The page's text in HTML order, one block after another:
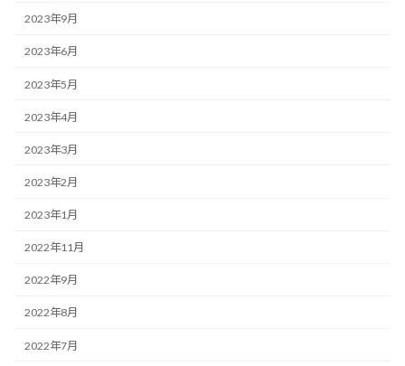
2023年9月
2023年6月
2023年5月
2023年4月
2023年3月
2023年2月
2023年1月
2022年11月
2022年9月
2022年8月
2022年7月